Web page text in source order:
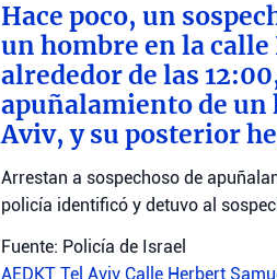
Hace poco, un
un hombre en la
alrededor de las
apuñalamiento de un
Aviv, y su posterior
Arrestan a sospechoso de
policía identificó y detuvo al
Fuente: Policía de Israel
AEDKT Tel Aviv Calle Herbert